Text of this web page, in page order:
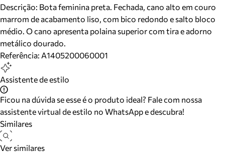
Descrição: Bota feminina preta. Fechada, cano alto em couro
marrom de acabamento liso, com bico redondo e salto bloco
médio. O cano apresenta polaina superior com tira e adorno
metálico dourado.
Referência: A1405200060001
Assistente de estilo
Ficou na dúvida se esse é o produto ideal? Fale com nossa
assistente virtual de estilo no WhatsApp e descubra!
Similares
Ver similares